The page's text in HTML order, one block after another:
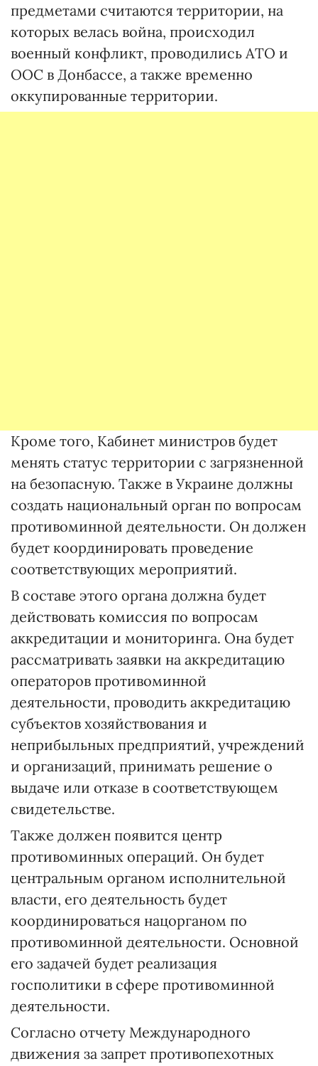
предметами считаются территории, на
которых велась война, происходил
военный конфликт, проводились АТО и
ООС в Донбассе, а также временно
оккупированные территории.
Кроме того, Кабинет министров будет
менять статус территории с загрязненной
на безопасную. Также в Украине должны
создать национальный орган по вопросам
противоминной деятельности. Он должен
будет координировать проведение
соответствующих мероприятий.
В составе этого органа должна будет
действовать комиссия по вопросам
аккредитации и мониторинга. Она будет
рассматривать заявки на аккредитацию
операторов противоминной
деятельности, проводить аккредитацию
субъектов хозяйствования и
неприбыльных предприятий, учреждений
и организаций, принимать решение о
выдаче или отказе в соответствующем
свидетельстве.
Также должен появится центр
противоминных операций. Он будет
центральным органом исполнительной
власти, его деятельность будет
координироваться нацорганом по
противоминной деятельности. Основной
его задачей будет реализация
госполитики в сфере противоминной
деятельности.
Согласно отчету Международного
движения за запрет противопехотных